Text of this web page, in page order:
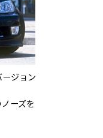
ジョン
ーズを